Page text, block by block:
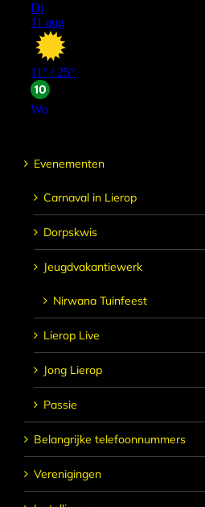
Evenementen
Carnaval in Lierop
Dorpskwis
Jeugdvakantiewerk
Nirwana Tuinfeest
Lierop Live
Jong Lierop
Passie
Belangrijke telefoonnummers
Verenigingen